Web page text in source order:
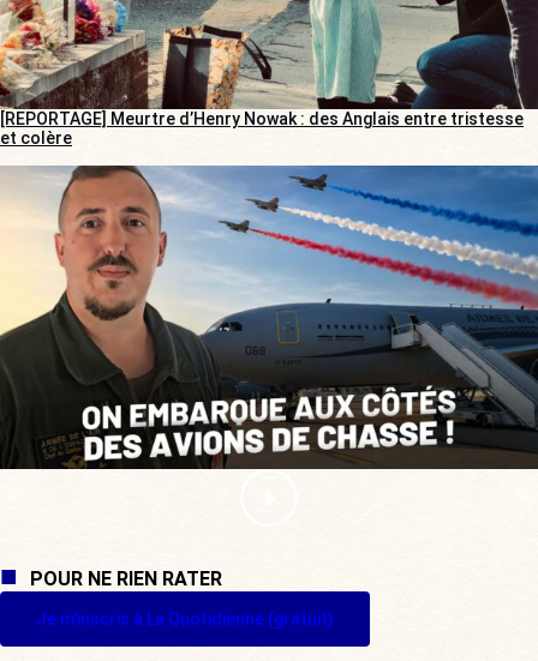
[REPORTAGE] Meurtre d’Henry Nowak : des Anglais entre tristesse
et colère
POUR NE RIEN RATER
Je m'inscris à La Quotidienne (gratuit)